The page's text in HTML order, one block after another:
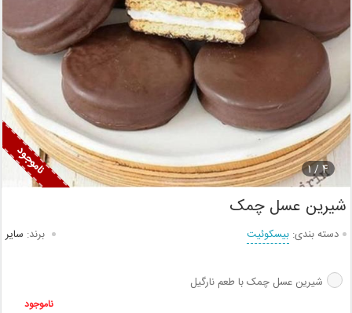
4 /
1
شیرین عسل چمک
دسته بندی: بیسکوئیت برند: سایر
شیرین عسل چمک با طعم نارگیل
ناموجود